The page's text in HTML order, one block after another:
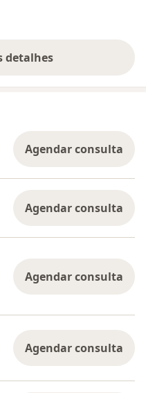
detalhes
a experiência
Agendar consulta
Agendar consulta
Agendar consulta
Agendar consulta